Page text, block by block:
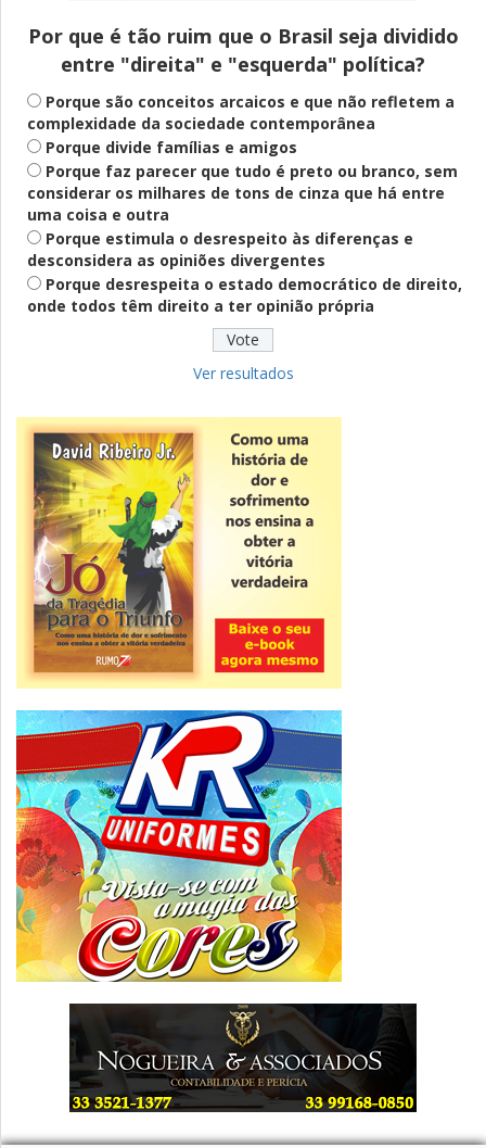
Saúde Mental
Plataforma oferece escuta em saúde
mental para jovens no SUS Digital
Definido
PT lança Patrus Ananias como candidato
ao governo de Minas Gerais
Fies: pré-selecionados têm até terça
para complementar informações
Novidade
CNPJ alfanumérico começa a ser emitido
nesta sexta
ver todas »
Por que é tão ruim que o Brasil seja dividido
entre "direita" e "esquerda" política?
Porque são conceitos arcaicos e que não refletem a
complexidade da sociedade contemporânea
Porque divide famílias e amigos
Porque faz parecer que tudo é preto ou branco, sem
considerar os milhares de tons de cinza que há entre
uma coisa e outra
Porque estimula o desrespeito às diferenças e
desconsidera as opiniões divergentes
Porque desrespeita o estado democrático de direito,
onde todos têm direito a ter opinião própria
Ver resultados